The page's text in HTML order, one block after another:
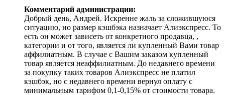
Комментарий администрации:
Добрый день, Андрей. Искренне жаль за сложившуюся
ситуацию, но размер кэшбэка назначает Алиэкспресс. То
есть он может зависеть от конкретного продавца, ,
категории и от того, является ли купленный Вами товар
аффилиатным. В случае с Вашим заказом купленный
товар является неаффилиатным. До недавнего времени
за покупку таких товаров Алиэкспресс не платил
кэшбэк, но с недавнего времени вернул оплату с
минимальным тарифом 0,1-0,15% от стоимости товара.